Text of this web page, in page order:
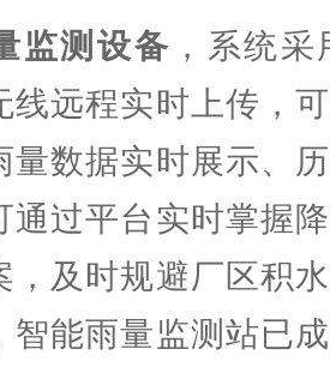
监测设备 ，系统
线远程实时上传，
量数据实时展示、
通过平台实时掌握
，及时规避厂区积
智能雨量监测站已